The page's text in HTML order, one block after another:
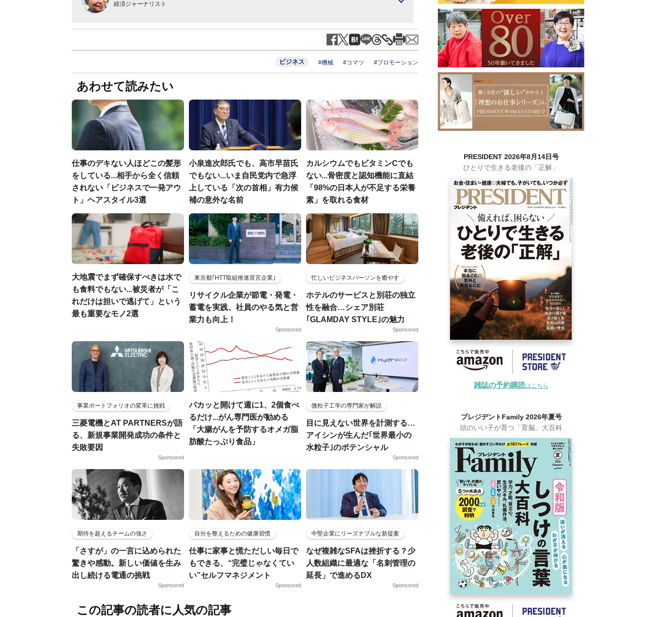
経済ジャーナリスト
ビジネス #機械 #コマツ #プロモーション
あわせて読みたい
仕事のデキない人ほどこの髪形
をしている...相手から全く信頼
されない「ビジネスで一発アウ
ト」ヘアスタイル3選
小泉進次郎氏でも、高市早苗氏
でもない...いま自民党内で急浮
上している「次の首相」有力候
補の意外な名前
カルシウムでもビタミンCでも
ない...骨密度と認知機能に直結
「98%の日本人が不足する栄養
素」を取れる食材
大地震でまず確保すべきは水で
も食料でもない...被災者が「こ
れだけは担いで逃げて」という
最も重要なモノ2選
東京都｢HTT取組推進宣言企業｣
リサイクル企業が節電・発電・
蓄電を実践、社員のやる気と営
業力も向上！
Sponsored
忙しいビジネスパーソンを癒やす
ホテルのサービスと別荘の独立
性を融合…シェア別荘
｢GLAMDAY STYLE｣の魅力
Sponsored
事業ポートフォリオの変革に挑戦
三菱電機とAT PARTNERSが語
る、新規事業開発成功の条件と
失敗要因
Sponsored
パカッと開けて週に1、2個食べ
るだけ...がん専門医が勧める
「大腸がんを予防するオメガ脂
肪酸たっぷり食品」
微粒子工学の専門家が解説
目に見えない世界を計測する…
アイシンが生んだ｢世界最小の
水粒子｣のポテンシャル
Sponsored
期待を超えるチームの強さ
「さすが」の一言に込められた
驚きや感動。新しい価値を生み
出し続ける電通の挑戦
Sponsored
自分を整えるための健康習慣
仕事に家事と慌ただしい毎日で
もできる、“完璧じゃなくてい
い”セルフマネジメント
Sponsored
中堅企業にリーズナブルな新提案
なぜ複雑なSFAは挫折する？少
人数組織に最適な「名刺管理の
延長」で進めるDX
Sponsored
この記事の読者に人気の記事
PRESIDENT 2026年8月14日号
ひとりで生きる老後の「正解」
雑誌の予約購読はこちら
プレジデントFamily 2026年夏号
頭のいい子が育つ「育脳」大百科